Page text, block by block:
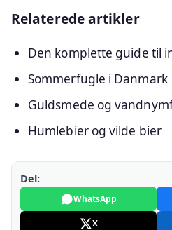
Relaterede artikler
Den komplette guide til
Sommerfugle i Danmark
Guldsmede og
Humlebier og vilde bier
Del:
WhatsApp
X